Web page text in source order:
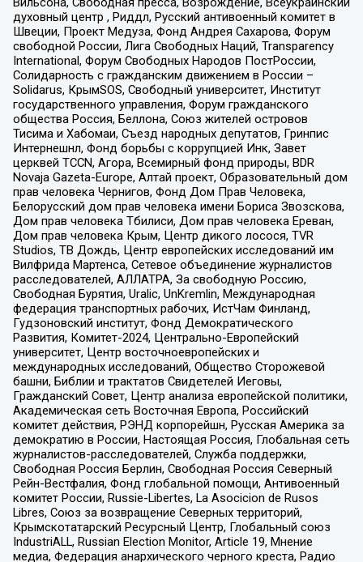
духовный центр , Риддл, Русский антивоенный комитет в
Швеции, Проект Медуза, Фонд Андрея Сахарова, Форум
свободной России, Лига Свободных Наций, Transparеncy
International, Форум Свободных Народов ПостРоссии,
Солидарность с гражданским движением в России –
Solidarus, КрымSOS, Свободный университет, Институт
государственного управления, Форум гражданского
общества Россия, Беллона, Союз жителей островов
Тисима и Хабомаи, Съезд народных депутатов, Гринпис
Интернешнл, Фонд борьбы с коррупцией Инк, Завет
церквей TCCN, Агора, Всемирный фонд природы, BDR
Novaja Gazeta-Europe, Алтай проект, Образовательный дом
прав человека Чернигов, Фонд Дом Прав Человека,
Белорусский дом прав человека имени Бориса Звозскова,
Дом прав человека Тбилиси, Дом прав человека Ереван,
Дом прав человека Крым, Центр дикого лосося, TVR
Studios, ТВ Дождь, Центр европейских исследований им
Вилфрида Мартенса, Сетевое объединение журналистов
расследователей, АЛЛАТРА, За свободную Россию,
Свободная Бурятия, Uralic, UnKremlin, Международная
федерация транспортных рабочих, ИстЧам Финланд,
Гудзоновский институт, Фонд Демократического
Развития, Комитет-2024, Центрально-Европейский
университет, Центр восточноевропейских и
международных исследований, Общество Сторожевой
башни, Библии и трактатов Свидетелей Иеговы,
Гражданский Совет, Центр анализа европейской политики,
Академическая сеть Восточная Европа, Российский
комитет действия, РЭНД корпорейшн, Русская Америка за
демократию в России, Настоящая Россия, Глобальная сеть
журналистов-расследователей, Служба поддержки,
Свободная Россия Берлин, Свободная Россия Северный
Рейн-Вестфалия, Фонд глобальной помощи, Антивоенный
комитет России, Russie-Libertes, La Asocicion de Rusos
Libres, Союз за возвращение Северных территорий,
Крымскотатарский Ресурсный Центр, Глобальный союз
IndustriALL, Russian Election Monitor, Article 19, Мнение
медиа, Федерация анархического черного креста, Радио